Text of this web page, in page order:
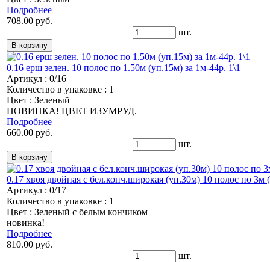
Подробнее
708.00 руб.
шт.
0.16 ерш зелен. 10 полос по 1.50м (уп.15м) за 1м-44р. 1\1
Артикул : 0/16
Количество в упаковке : 1
Цвет : Зеленый
НОВИНКА! ЦВЕТ ИЗУМРУД.
Подробнее
660.00 руб.
шт.
0.17 хвоя двойная с бел.конч.широкая (уп.30м) 10 полос по 3м
Артикул : 0/17
Количество в упаковке : 1
Цвет : Зеленый с белым кончиком
новинка!
Подробнее
810.00 руб.
шт.